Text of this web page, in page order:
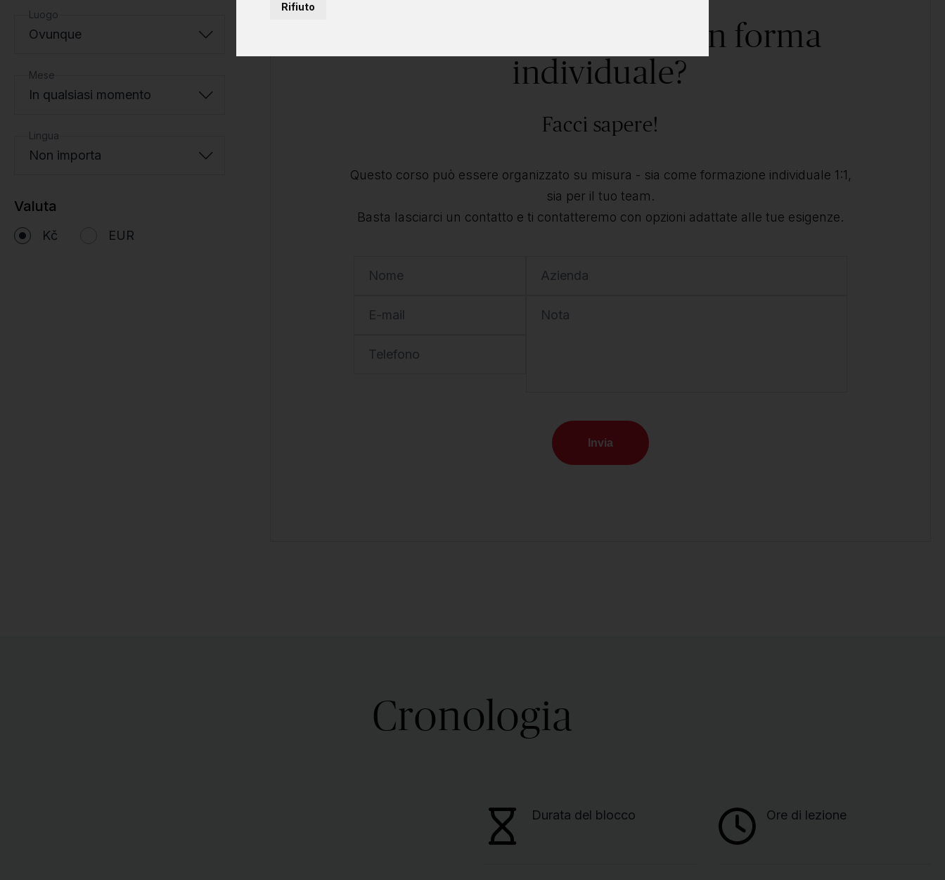
Rifiuto
Luogo
Ovunque
Mese
In qualsiasi momento
Lingua
Non importa
Valuta
Kč EUR
Desideri questo corso in forma
individuale?
Facci sapere!
Questo corso può essere organizzato su misura - sia come formazione individuale 1:1,
sia per il tuo team.
Basta lasciarci un contatto e ti contatteremo con opzioni adattate alle tue esigenze.
Nome
E-mail
Telefono
Azienda
Nota
Invia
Cronologia
Durata del blocco Ore di lezione